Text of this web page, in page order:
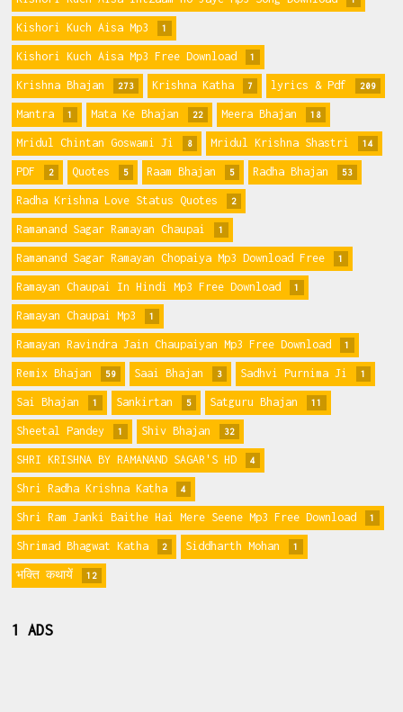
Kishori Kuch Aisa Mp3 1
Kishori Kuch Aisa Mp3 Free Download 1
Krishna Bhajan 273 Krishna Katha 7 lyrics & Pdf 209
Mantra 1 Mata Ke Bhajan 22 Meera Bhajan 18
Mridul Chintan Goswami Ji 8 Mridul Krishna Shastri 14
PDF 2 Quotes 5 Raam Bhajan 5 Radha Bhajan 53
Radha Krishna Love Status Quotes 2
Ramanand Sagar Ramayan Chaupai 1
Ramanand Sagar Ramayan Chopaiya Mp3 Download Free 1
Ramayan Chaupai In Hindi Mp3 Free Download 1
Ramayan Chaupai Mp3 1
Ramayan Ravindra Jain Chaupaiyan Mp3 Free Download 1
Remix Bhajan 59 Saai Bhajan 3 Sadhvi Purnima Ji 1
Sai Bhajan 1 Sankirtan 5 Satguru Bhajan 11
Sheetal Pandey 1 Shiv Bhajan 32
SHRI KRISHNA BY RAMANAND SAGAR'S HD 4
Shri Radha Krishna Katha 4
Shri Ram Janki Baithe Hai Mere Seene Mp3 Free Download 1
Shrimad Bhagwat Katha 2 Siddharth Mohan 1
भक्ति कथायें 12
1 ADS